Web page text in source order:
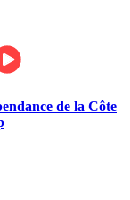
de la Côte